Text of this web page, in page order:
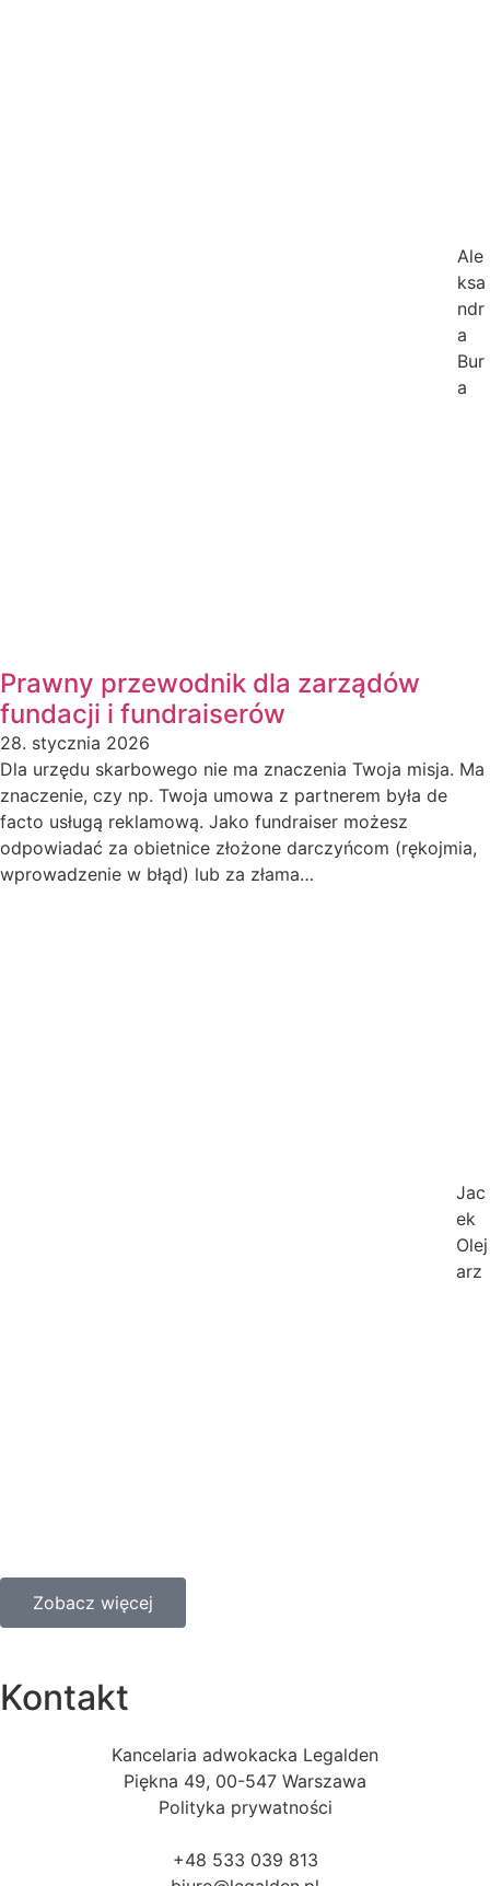
Ale
ksa
ndr
a
Bur
a
Prawny przewodnik dla zarządów
fundacji i fundraiserów
28. stycznia 2026
Dla urzędu skarbowego nie ma znaczenia Twoja misja. Ma
znaczenie, czy np. Twoja umowa z partnerem była de
facto usługą reklamową. Jako fundraiser możesz
odpowiadać za obietnice złożone darczyńcom (rękojmia,
wprowadzenie w błąd) lub za złama…
Jac
ek
Olej
arz
Zobacz więcej
Kontakt
Kancelaria adwokacka Legalden
Piękna 49, 00-547 Warszawa
Polityka prywatności
+48 533 039 813